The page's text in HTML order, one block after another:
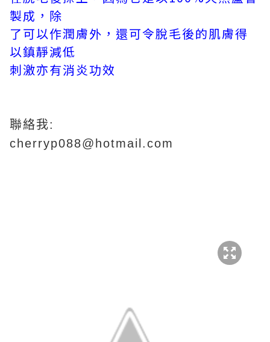
製成，除
了可以作潤膚外，還可令脫毛後的肌膚得
以鎮靜減低
刺激亦有消炎功效
聯絡我:
cherryp088@hotmail.com